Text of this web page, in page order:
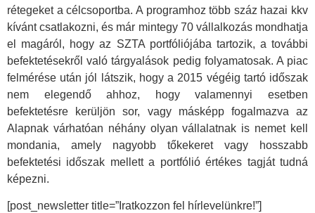
rétegeket a célcsoportba. A programhoz több száz hazai kkv
kívánt csatlakozni, és már mintegy 70 vállalkozás mondhatja
el magáról, hogy az SZTA portfóliójába tartozik, a további
befektetésekről való tárgyalások pedig folyamatosak. A piac
felmérése után jól látszik, hogy a 2015 végéig tartó időszak
nem elegendő ahhoz, hogy valamennyi esetben
befektetésre kerüljön sor, vagy másképp fogalmazva az
Alapnak várhatóan néhány olyan vállalatnak is nemet kell
mondania, amely nagyobb tőkekeret vagy hosszabb
befektetési időszak mellett a portfólió értékes tagját tudná
képezni.
[post_newsletter title=”Iratkozzon fel hírlevelünkre!”]